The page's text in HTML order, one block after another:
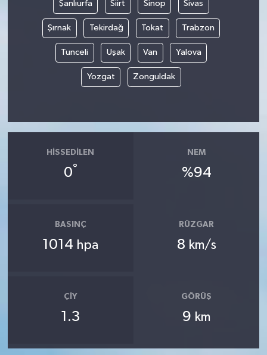
Şanlıurfa Siirt Sinop Sivas
Şırnak Tekirdağ Tokat Trabzon
Tunceli Uşak Van Yalova
Yozgat Zonguldak
HISSEDILEN
0°
NEM
%94
BASINÇ
1014 hpa
RÜZGAR
8 km/s
ÇIY
1.3
GÖRÜŞ
9 km